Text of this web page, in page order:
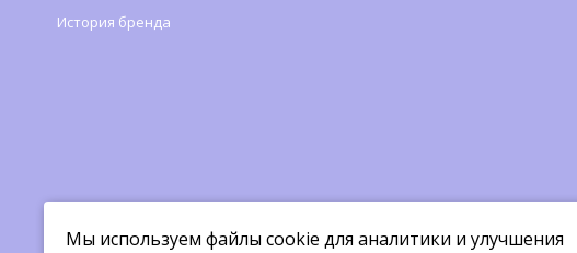
История бренда
Мы используем файлы cookie для аналитики и улучшения